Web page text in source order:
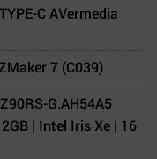
C AVermedia
7 (C039)
G.AH54A5
| Intel Iris Xe | 16